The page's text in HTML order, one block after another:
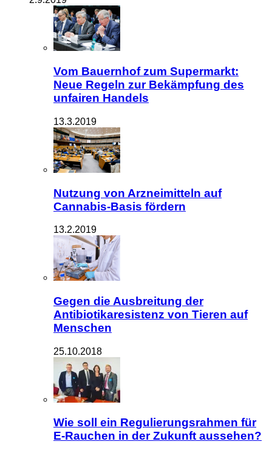
Vom Bauernhof zum Supermarkt:
Neue Regeln zur Bekämpfung des
unfairen Handels
13.3.2019
Nutzung von Arzneimitteln auf
Cannabis-Basis fördern
13.2.2019
Gegen die Ausbreitung der
Antibiotikaresistenz von Tieren auf
Menschen
25.10.2018
Wie soll ein Regulierungsrahmen für
E-Rauchen in der Zukunft aussehen?